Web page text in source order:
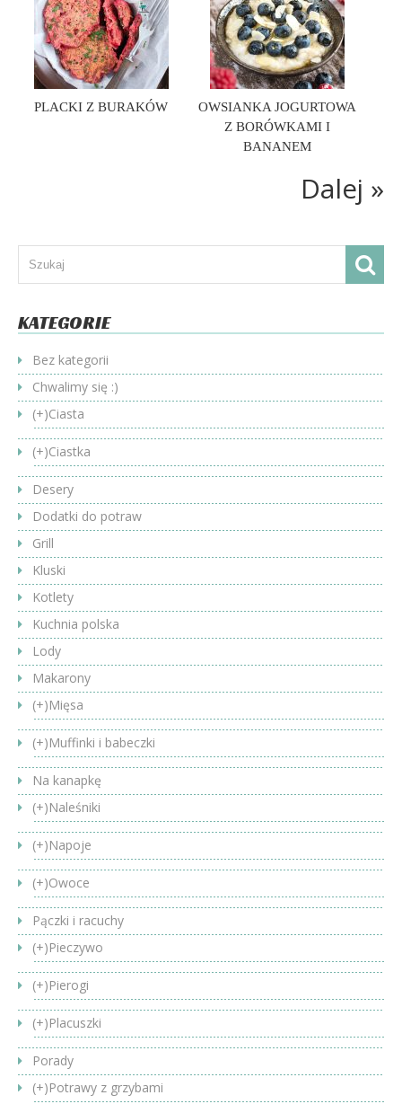
PLACKI Z BURAKÓW
OWSIANKA JOGURTOWA
Z BORÓWKAMI I
BANANEM
Dalej »
KATEGORIE
Bez kategorii
Chwalimy się :)
(+)Ciasta
(+)Ciastka
Desery
Dodatki do potraw
Grill
Kluski
Kotlety
Kuchnia polska
Lody
Makarony
(+)Mięsa
(+)Muffinki i babeczki
Na kanapkę
(+)Naleśniki
(+)Napoje
(+)Owoce
Pączki i racuchy
(+)Pieczywo
(+)Pierogi
(+)Placuszki
Porady
(+)Potrawy z grzybami